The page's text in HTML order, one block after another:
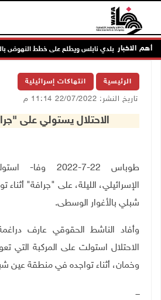
أهم الاخبار
مجلس بلدي نابلس ويطلع على خطط النهوض
الرئيسية انتهاكات إسرائيلية
تاريخ النشر: 22/07/2022 11:14 م
الاحتلال يستولي على
طوباس 22-7-2022
الإسرائيلي، الليلة، على "جرافة"
شبلي بالأغوار الوسطى.
وأفاد الناشط الحقوقي عارف
الاحتلال استولت على المركبة التي
وخمان، أثناء تواجده في منطقة عين
ـــ